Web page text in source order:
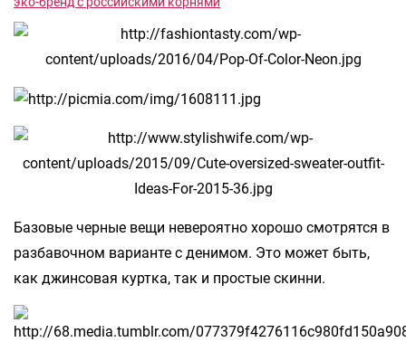
Базовые черные вещи невероятно хорошо смотрятся в
разбавочном варианте с денимом. Это может быть,
как джинсовая куртка, так и простые скинни.